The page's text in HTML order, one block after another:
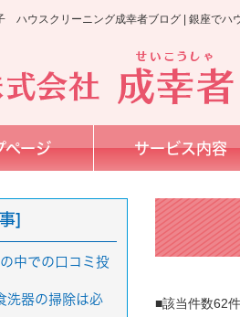
ハウスクリーニング成幸者ブログ | 銀座でハ
ページ サービス内容
■該当件数62
]
中での口コミ投
器の掃除は必